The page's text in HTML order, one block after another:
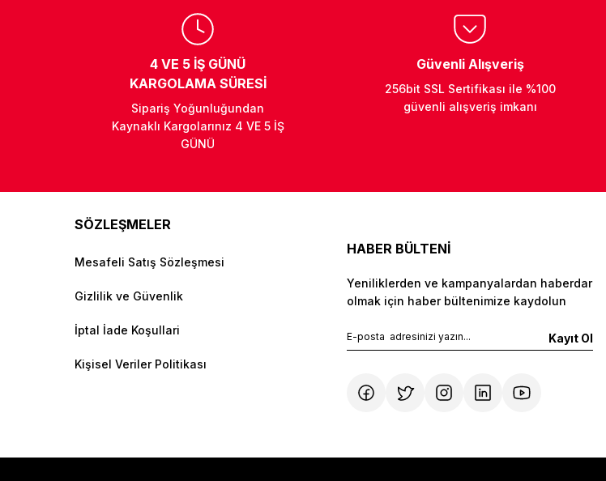
4 VE 5 İŞ GÜNÜ
KARGOLAMA SÜRESİ
Sipariş Yoğunluğundan
Kaynaklı Kargolarınız 4 VE 5 İŞ
GÜNÜ
Güvenli Alışveriş
256bit SSL Sertifikası ile %100
güvenli alışveriş imkanı
SÖZLEŞMELER
Mesafeli Satış Sözleşmesi
Gizlilik ve Güvenlik
İptal İade Koşullari
Kişisel Veriler Politikası
HABER BÜLTENİ
Yeniliklerden ve kampanyalardan haberdar
olmak için haber bültenimize kaydolun
Kayıt Ol